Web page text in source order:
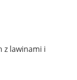
z lawinami i